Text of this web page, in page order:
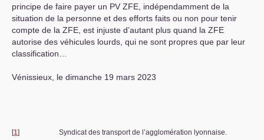
principe de faire payer un PV ZFE , indépendamment de la
situation de la personne et des efforts faits ou non pour tenir
compte de la ZFE , est injuste d’autant plus quand la ZFE
autorise des véhicules lourds, qui ne sont propres que par leur
classification…
Vénissieux, le dimanche 19 mars 2023
[1] Syndicat des transport de l’agglomération lyonnaise.